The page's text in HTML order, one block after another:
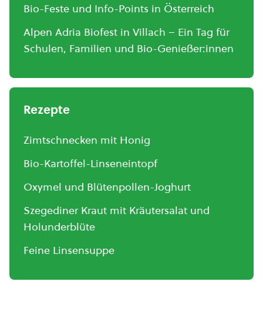
Bio-Feste und Info-Points in Österreich
Alpen Adria Biofest in Villach – Ein Tag für
Schulen, Familien und Bio-Genießer:innen
Rezepte
Zimtschnecken mit Honig
Bio-Kartoffel-Linseneintopf
Oxymel und Blütenpollen-Joghurt
Szegediner Kraut mit Kräutersalat und
Holunderblüte
Feine Linsensuppe